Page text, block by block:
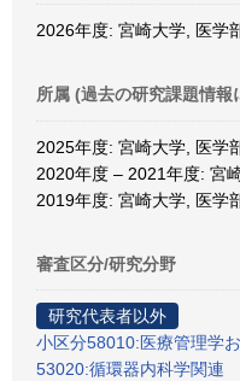
2026年度: 宮崎大学, 医学
所属 (過去の研究課題情報
2025年度: 宮崎大学, 医学
2020年度 – 2021年度: 宮
2019年度: 宮崎大学, 医学
審査区分/研究分野
研究代表者以外
小区分58010:医療管理学
53020:循環器内科学関連